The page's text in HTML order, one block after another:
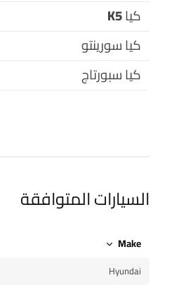
كيا K5
كيا سورينتو
كيا سبورتاج
السيارات المتوافقة
Make
Hyundai